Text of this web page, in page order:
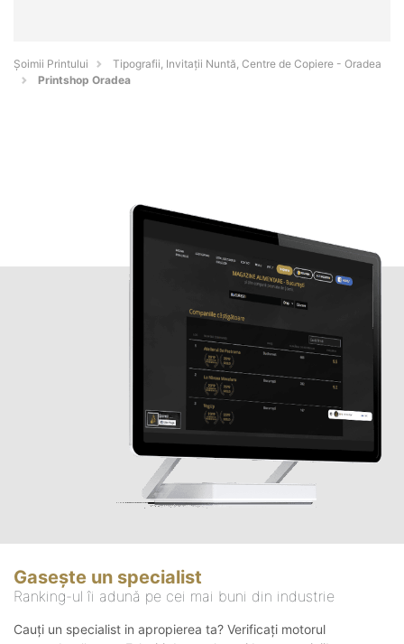
Şoimii Printului
Tipografii, Invitații Nuntă, Centre de Copiere - Oradea
Printshop Oradea
Gasește un specialist
Ranking-ul îi adună pe cei mai buni din industrie
Cauți un specialist in apropierea ta? Verificați motorul